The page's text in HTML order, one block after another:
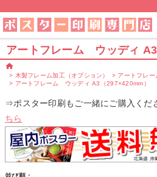
アートフレーム ウッディ A3
> 木製フレーム加工（オプション） > アートフレ
> アートフレーム ウッディ A3（297×420mm）
⇒ポスター印刷もご一緒にご購入くだ
ちら